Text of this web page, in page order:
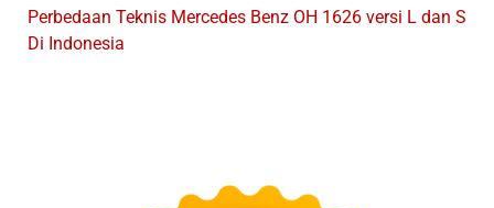
Perbedaan Teknis Mercedes Benz OH 1626 versi L dan S
Di Indonesia